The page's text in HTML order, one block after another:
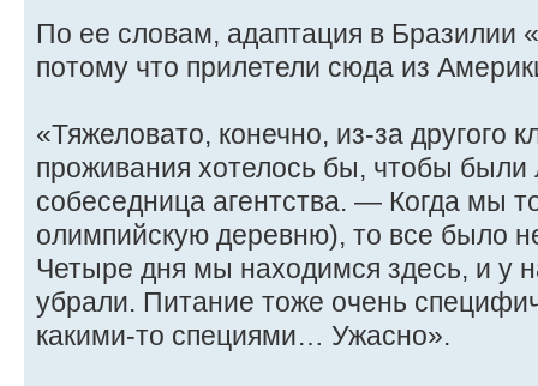
По ее словам, адаптация в Бразилии
потому что прилетели сюда из
«Тяжеловато, конечно, из-за другого
проживания хотелось бы, чтобы
собеседница агентства. — Когда мы
олимпийскую деревню), то все было
Четыре дня мы находимся здесь, и у
убрали. Питание тоже очень
какими-то специями… Ужасно».